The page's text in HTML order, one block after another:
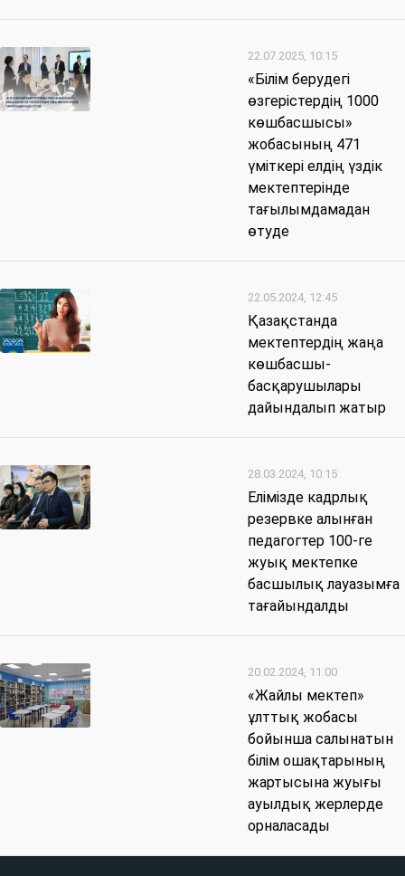
22.07.2025, 10:15
«Білім берудегі
өзгерістердің 1000
көшбасшысы»
жобасының 471
үміткері елдің үздік
мектептерінде
тағылымдамадан
өтуде
22.05.2024, 12:45
Қазақстанда
мектептердің жаңа
көшбасшы-
басқарушылары
дайындалып жатыр
28.03.2024, 10:15
Елімізде кадрлық
резервке алынған
педагогтер 100-ге
жуық мектепке
басшылық лауазымға
тағайындалды
20.02.2024, 11:00
«Жайлы мектеп»
ұлттық жобасы
бойынша салынатын
білім ошақтарының
жартысына жуығы
ауылдық жерлерде
орналасады